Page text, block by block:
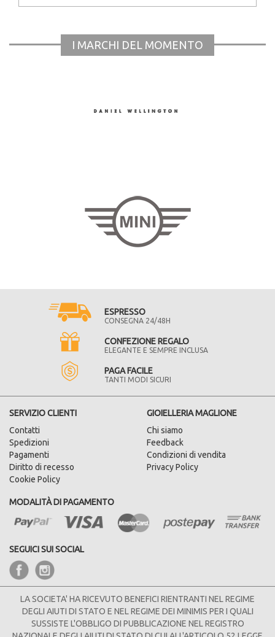
I MARCHI DEL MOMENTO
ESPRESSO
CONSEGNA 24/48H
CONFEZIONE REGALO
ELEGANTE E SEMPRE INCLUSA
PAGA FACILE
TANTI MODI SICURI
SERVIZIO CLIENTI
Contatti
Spedizioni
Pagamenti
Diritto di recesso
Cookie Policy
GIOIELLERIA MAGLIONE
Chi siamo
Feedback
Condizioni di vendita
Privacy Policy
MODALITÀ DI PAGAMENTO
SEGUICI SUI SOCIAL
LA SOCIETA' HA RICEVUTO BENEFICI RIENTRANTI NEL REGIME
DEGLI AIUTI DI STATO E NEL REGIME DEI MINIMIS PER I QUALI
SUSSISTE L'OBBLIGO DI PUBBLICAZIONE NEL REGISTRO